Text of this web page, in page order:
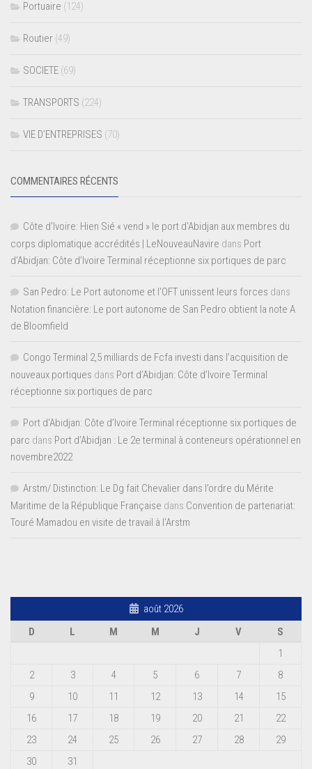
Portuaire (124)
Routier (49)
SOCIETE (69)
TRANSPORTS (224)
VIE D’ENTREPRISES (70)
COMMENTAIRES RÉCENTS
Côte d'Ivoire: Hien Sié « vend » le port d'Abidjan aux membres du
corps diplomatique accrédités | LeNouveauNavire dans Port
d’Abidjan: Côte d’Ivoire Terminal réceptionne six portiques de parc
San Pedro: Le Port autonome et l’OFT unissent leurs forces dans
Notation financière: Le port autonome de San Pedro obtient la note A
de Bloomfield
Congo Terminal 2,5 milliards de Fcfa investi dans l’acquisition de
nouveaux portiques dans Port d’Abidjan: Côte d’Ivoire Terminal
réceptionne six portiques de parc
Port d'Abidjan: Côte d’Ivoire Terminal réceptionne six portiques de
parc dans Port d’Abidjan : Le 2e terminal à conteneurs opérationnel en
novembre2022
Arstm/ Distinction: Le Dg fait Chevalier dans l’ordre du Mérite
Maritime de la République Française dans Convention de partenariat:
Touré Mamadou en visite de travail à l’Arstm
août 2026
D
L M M J V
S
1
2
3 4 5 6 7
8
9
10 11 12 13 14
15
16
17 18 19 20 21
22
23
24 25 26 27 28
29
30
31